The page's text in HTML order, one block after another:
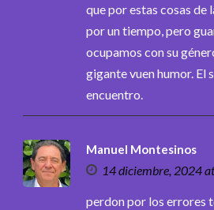
que por estas cosas de
por un tiempo, pero
ocupamos con su
gigante vuen humor. El
encuentro.
Manuel Montesinos
14 diciembre, 2024
perdon por los errores